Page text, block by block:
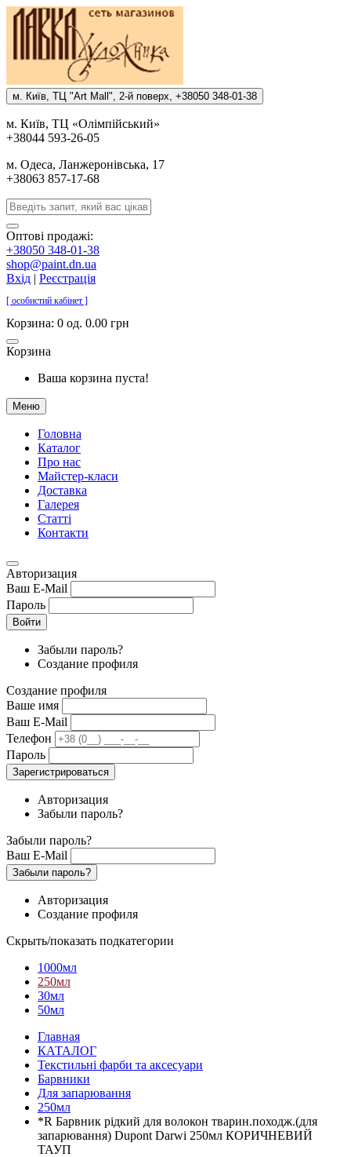
м. Киïв, ТЦ "Art Mall", 2-й поверх, +38050 348-01-38
м. Киïв, ТЦ «Олiмпiйський»
+38044 593-26-05
м. Одеса, Ланжеронiвська, 17
+38063 857-17-68
Оптові продажі:
+38050 348-01-38
shop@paint.dn.ua
Вхід | Реєстрація
[ особистий кабінет ]
Корзина: 0 од. 0.00 грн
Корзина
Ваша корзина пуста!
Меню
Головна
Каталог
Про нас
Майстер-класи
Доставка
Галерея
Статтi
Контакти
Авторизация
Ваш E-Mail
Пароль
Войти
Забыли пароль?
Создание профиля
Создание профиля
Ваше имя
Ваш E-Mail
Телефон
Пароль
Зарегистрироваться
Авторизация
Забыли пароль?
Забыли пароль?
Ваш E-Mail
Забыли пароль?
Авторизация
Создание профиля
Скрыть/показать подкатегории
1000мл
250мл
30мл
50мл
Главная
КАТАЛОГ
Текстильні фарби та аксесуари
Барвники
Для запарювання
250мл
*R Барвник рідкий для волокон тварин.походж.(для
запарювання) Dupont Darwi 250мл КОРИЧНЕВИЙ
ТАУП